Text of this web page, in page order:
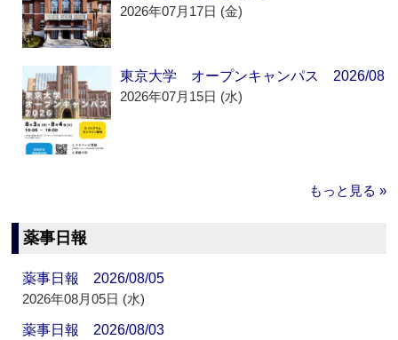
2026年07月17日 (金)
東京大学 オープンキャンパス 2026/08
2026年07月15日 (水)
もっと見る »
薬事日報
薬事日報 2026/08/05
2026年08月05日 (水)
薬事日報 2026/08/03